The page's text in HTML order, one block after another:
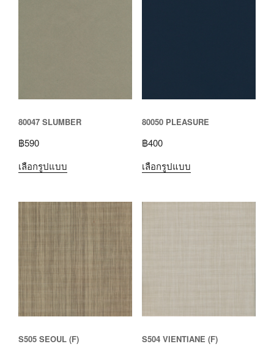
80047 SLUMBER
฿590
เลือกรูปแบบ
80050 PLEASURE
฿400
เลือกรูปแบบ
S505 SEOUL (F) S504 VIENTIANE (F)